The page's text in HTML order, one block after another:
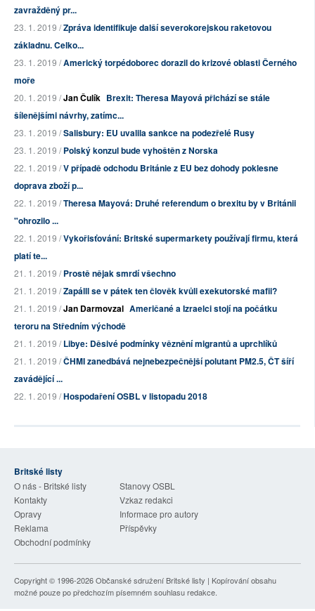
zavražděný pr...
23. 1. 2019 /Zpráva identifikuje další severokorejskou raketovou
základnu. Celko...
23. 1. 2019 /Americký torpédoborec dorazil do krizové oblasti Černého
moře
20. 1. 2019 /Jan Čulík Brexit: Theresa Mayová přichází se stále
šílenějšími návrhy, zatímc...
23. 1. 2019 /Salisbury: EU uvalila sankce na podezřelé Rusy
23. 1. 2019 /Polský konzul bude vyhoštěn z Norska
22. 1. 2019 /V případě odchodu Británie z EU bez dohody poklesne
doprava zboží p...
22. 1. 2019 /Theresa Mayová: Druhé referendum o brexitu by v Británii
"ohrozilo ...
22. 1. 2019 /Vykořisťování: Britské supermarkety používají firmu, která
platí te...
21. 1. 2019 /Prostě nějak smrdí všechno
21. 1. 2019 /Zapálll se v pátek ten člověk kvůli exekutorské mafii?
21. 1. 2019 /Jan Darmovzal Američané a Izraelci stojí na počátku
teroru na Středním východě
21. 1. 2019 /Libye: Děsivé podmínky věznění migrantů a uprchlíků
21. 1. 2019 /ČHMI zanedbává nejnebezpečnější polutant PM2.5, ČT šíří
zavádějící ...
22. 1. 2019 /Hospodaření OSBL v listopadu 2018
Britské listy
O nás - Britské listy
Stanovy OSBL
Kontakty
Vzkaz redakci
Opravy
Informace pro autory
Reklama
Příspěvky
Obchodní podmínky
Copyright © 1996-2026Občanské sdružení Britské listy | Kopírování obsahu
možné pouze po předchozím písemném souhlasu redakce.